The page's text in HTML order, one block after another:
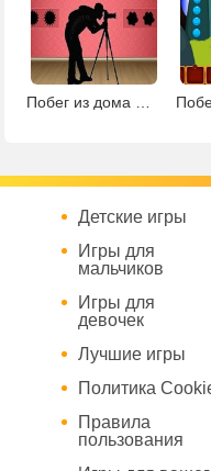
Детские игры
Игры для
мальчиков
Игры для
девочек
Лучшие игры
Политика
Правила
пользования